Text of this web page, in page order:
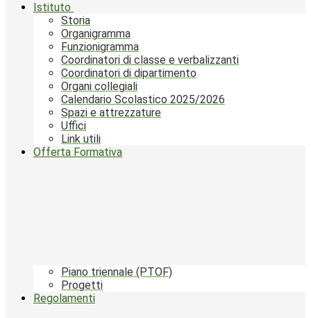
Istituto
Storia
Organigramma
Funzionigramma
Coordinatori di classe e verbalizzanti
Coordinatori di dipartimento
Organi collegiali
Calendario Scolastico 2025/2026
Spazi e attrezzature
Uffici
Link utili
Offerta Formativa
Piano triennale (PTOF)
Progetti
Regolamenti